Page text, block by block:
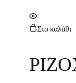
Στο καλάθι